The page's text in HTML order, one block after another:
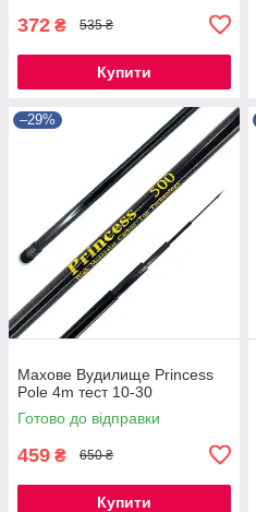
372 ₴ 535 ₴
Купити
–29%
Махове Вудилище Princess
Pole 4m тест 10-30
Готово до відправки
459 ₴ 650 ₴
Купити